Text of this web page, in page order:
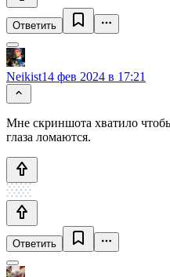
Ответить
Neikist14 фев 2024 в 17:21
Мне скриншота хватило
глаза ломаются.
Ответить